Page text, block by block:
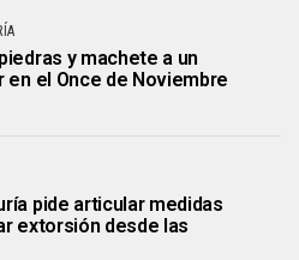
y machete a un
en el Once de Noviembre
pide articular medidas
extorsión desde las